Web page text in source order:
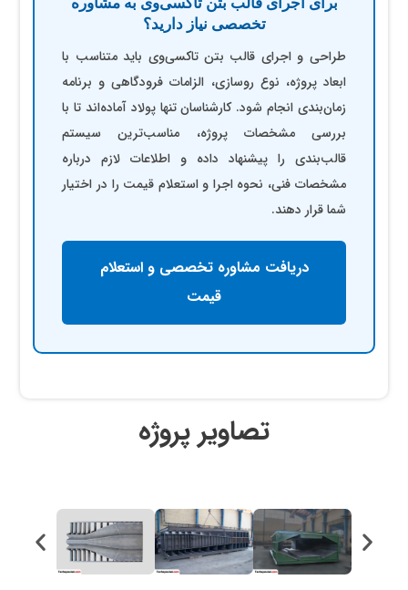
تخصصی نیاز دارید؟
طراحی و اجرای قالب بتن تاکسی‌وی باید متناسب با
ابعاد پروژه، نوع روسازی، الزامات فرودگاهی و برنامه
زمان‌بندی انجام شود. کارشناسان تنها پولاد آماده‌اند تا با
بررسی مشخصات پروژه، مناسب‌ترین سیستم
قالب‌بندی را پیشنهاد داده و اطلاعات لازم درباره
مشخصات فنی، نحوه اجرا و استعلام قیمت را در اختیار
شما قرار دهند.
دریافت مشاوره تخصصی و استعلام
قیمت
تصاویر پروژه